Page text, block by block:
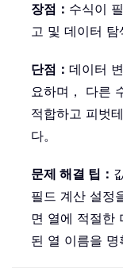
장점： 수식이
고 및 데이터 탐
단점： 데이터
요하며， 다른
적합하고 피벗
다。
문제 해결 팁：
필드 계산 설정
면 열에 적절한
된 열 이름을 명